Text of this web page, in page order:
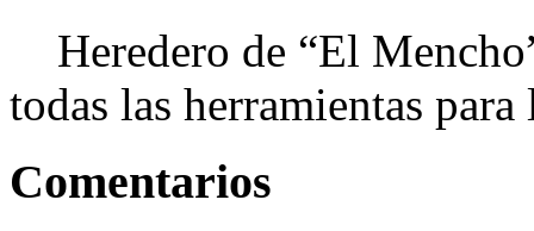
Heredero de “El
todas las herramientas
Comentarios